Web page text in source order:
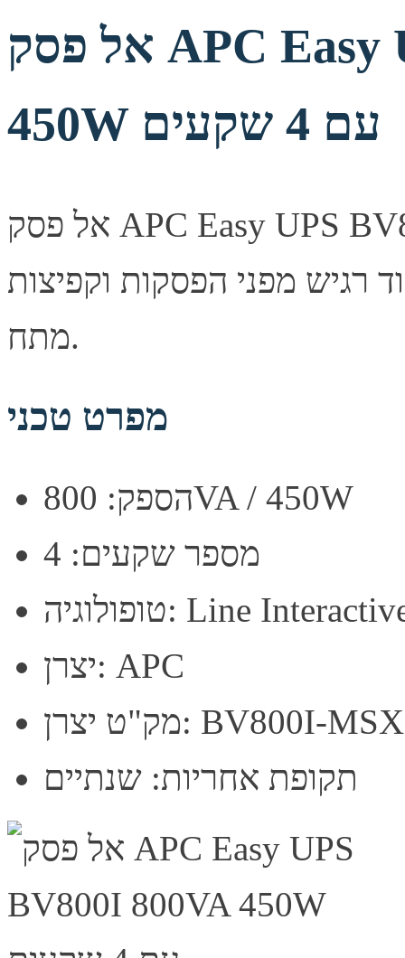
אל פסק APC Easy UPS BV800I 800VA
450W עם 4 שקעים
אל פסק APC Easy UPS BV800I בהספק 800VA/450W עם 4
רגיש מפני הפסקות וקפיצות
מתח.
מפרט טכני
הספק: 800VA / 450W
מספר שקעים: 4
יצרן: APC
מק"ט יצרן: BV800I-MSX
תקופת אחריות: שנתיים